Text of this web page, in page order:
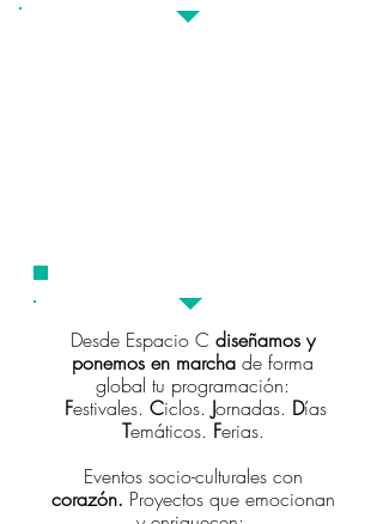
Desde Espacio C diseñamos y
ponemos en marcha de forma
global tu programación:
Festivales. Ciclos. Jornadas. Días
Temáticos. Ferias.
Eventos socio-culturales con
corazón. Proyectos que emocionan